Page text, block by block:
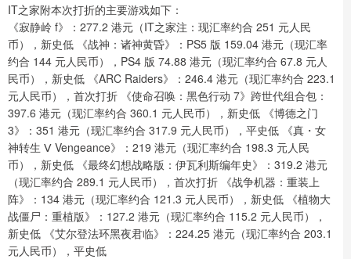
IT之家附本次打折的主要游戏如下：
《寂静岭 f》：277.2 港元（IT之家注：现汇率约合 251 元人民
币），新史低 《战神：诸神黄昏》：PS5 版 159.04 港元（现汇率
约合 144 元人民币），PS4 版 74.88 港元（现汇率约合 67.8 元人
民币），新史低 《ARC Raiders》：246.4 港元（现汇率约合 223.1
元人民币），首次打折 《使命召唤：黑色行动 7》跨世代组合包：
397.6 港元（现汇率约合 360.1 元人民币），新史低 《博德之门
3》：351 港元（现汇率约合 317.9 元人民币），平史低 《真・女
神转生 Ⅴ Vengeance》：219 港元（现汇率约合 198.3 元人民
币），新史低 《最终幻想战略版：伊瓦利斯编年史》：319.2 港元
（现汇率约合 289.1 元人民币），首次打折 《战争机器：重装上
阵》：134 港元（现汇率约合 121.3 元人民币），新史低 《植物大
战僵尸：重植版》：127.2 港元（现汇率约合 115.2 元人民币），
新史低 《艾尔登法环黑夜君临》：224.25 港元（现汇率约合 203.1
元人民币），平史低